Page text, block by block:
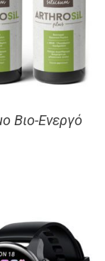
Βιο-Ενεργό